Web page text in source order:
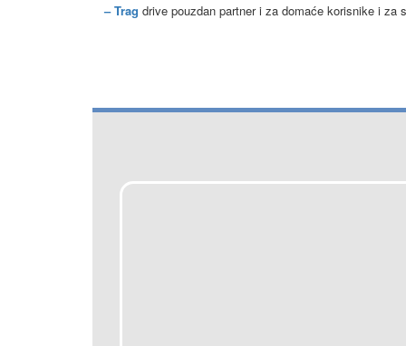
– Trag drive pouzdan partner i za domaće korisnike i za